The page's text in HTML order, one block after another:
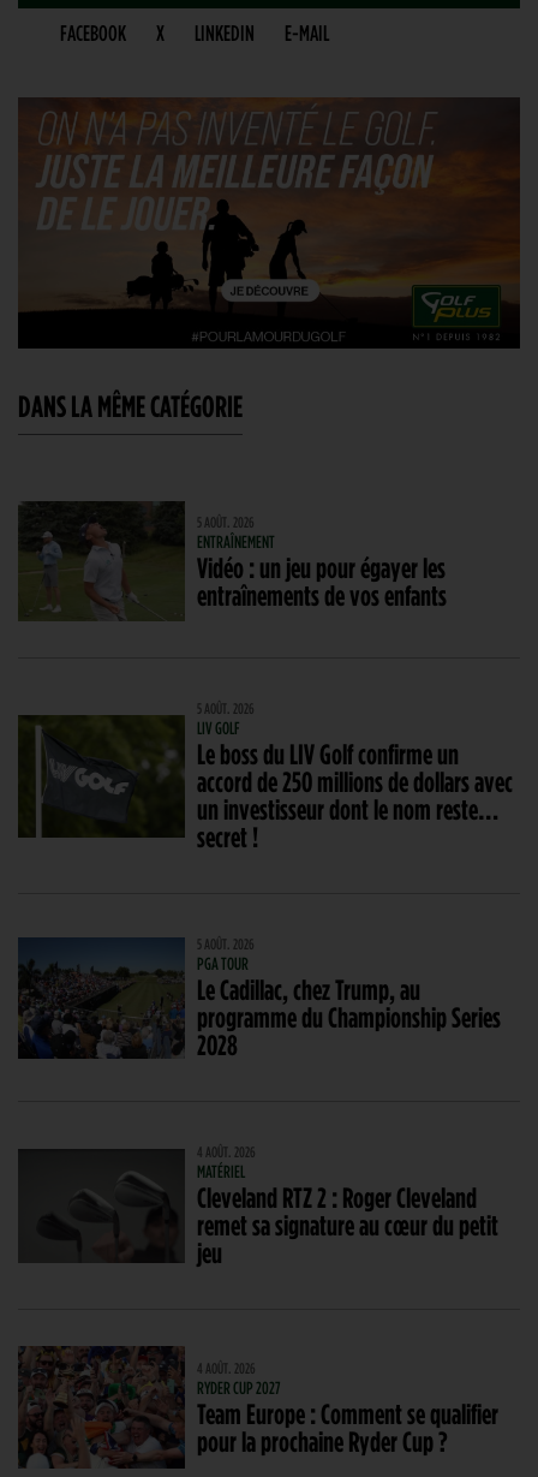
FACEBOOK X LINKEDIN E-MAIL
DANS LA MÊME CATÉGORIE
5 AOÛT. 2026
ENTRAÎNEMENT
Vidéo : un jeu pour égayer les
entraînements de vos enfants
5 AOÛT. 2026
LIV GOLF
Le boss du LIV Golf confirme un
accord de 250 millions de dollars avec
un investisseur dont le nom reste…
secret !
5 AOÛT. 2026
PGA TOUR
Le Cadillac, chez Trump, au
programme du Championship Series
2028
4 AOÛT. 2026
MATÉRIEL
Cleveland RTZ 2 : Roger Cleveland
remet sa signature au cœur du petit
jeu
4 AOÛT. 2026
RYDER CUP 2027
Team Europe : Comment se qualifier
pour la prochaine Ryder Cup ?